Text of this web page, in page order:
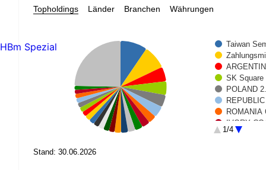
Topholdings Länder Branchen Währungen
Taiwan
SK Square
POLAND
ROMANIA
IVORY
1/4
Stand: 30.06.2026
HBm Spezial